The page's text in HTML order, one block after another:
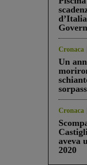
Cronaca
Un
Cronaca
aveva
2020